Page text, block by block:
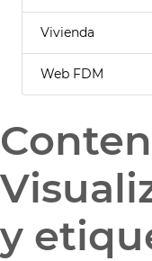
Vivienda
Web FDM
y